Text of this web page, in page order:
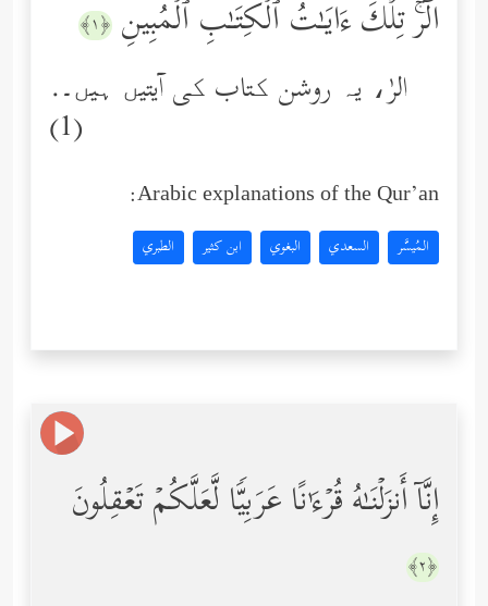
الۤرۚ تِلۡكَ ءَایَـٰتُ ٱلۡكِتَـٰبِ ٱلۡمُبِینِ ﴿١﴾
الرٰ، یہ روشن کتاب کی آیتیں ہیں۔.
(1)
Arabic explanations of the Qur’an:
المُيسَّر السعدي البغوي ابن كثير الطبري
إِنَّاۤ أَنزَلۡنَـٰهُ قُرۡءَ ٰ⁠ نًا عَرَبِیࣰّا لَّعَلَّكُمۡ تَعۡقِلُونَ
﴿٢﴾